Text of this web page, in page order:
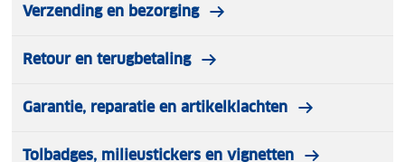
Verzending en bezorging
Retour en terugbetaling
Garantie, reparatie en artikelklachten
Tolbadges, milieustickers en vignetten